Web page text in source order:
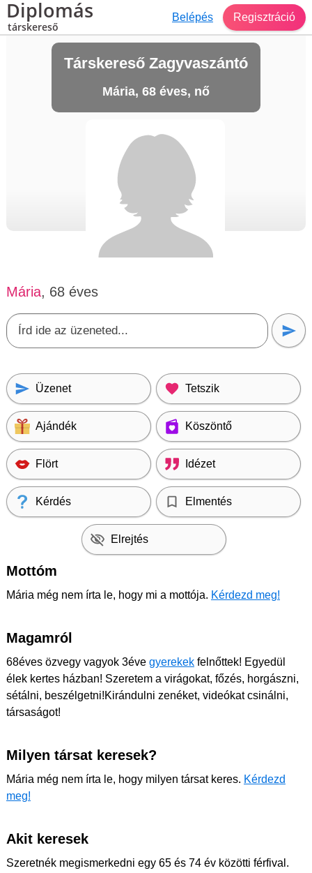
Diplomás
társkereső
Belépés Regisztráció
Társkereső Zagyvaszántó
Mária, 68 éves, nő
Mária, 68 éves
Üzenet Tetszik
Ajándék Köszöntő
Flört Idézet
Kérdés Elmentés
Elrejtés
Mottóm
Mária még nem írta le, hogy mi a mottója. Kérdezd meg!
Magamról
68éves özvegy vagyok 3éve gyerekek felnőttek! Egyedül
élek kertes házban! Szeretem a virágokat, főzés, horgászni,
sétálni, beszélgetni!Kirándulni zenéket, videókat csinálni,
társaságot!
Milyen társat keresek?
Mária még nem írta le, hogy milyen társat keres. Kérdezd
meg!
Akit keresek
Szeretnék megismerkedni egy 65 és 74 év közötti férfival.